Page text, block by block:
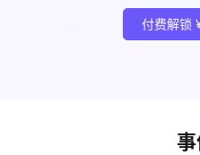
付费解锁